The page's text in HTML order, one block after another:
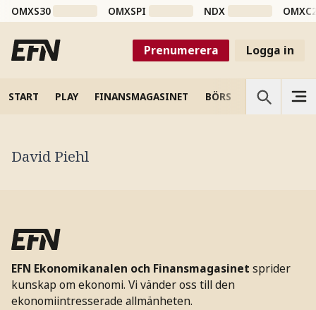
OMXS30 OMXSPI NDX
Prenumerera Logga in
START PLAY FINANSMAGASINET BÖRS VETENSKAP
David Piehl
EFN Ekonomikanalen och Finansmagasinet sprider
kunskap om ekonomi. Vi vänder oss till den
ekonomiintresserade allmänheten.